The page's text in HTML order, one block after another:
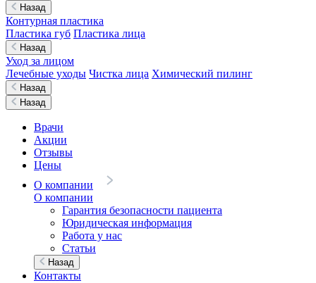
Назад
Контурная пластика
Пластика губ Пластика лица
Назад
Уход за лицом
Лечебные уходы Чистка лица Химический пилинг
Назад
Назад
Врачи
Акции
Отзывы
Цены
О компании
О компании
Гарантия безопасности пациента
Юридическая информация
Работа у нас
Статьи
Назад
Контакты